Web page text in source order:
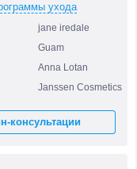
ухода
jane iredale
Guam
Anna Lotan
Janssen Cosmetics
консультации